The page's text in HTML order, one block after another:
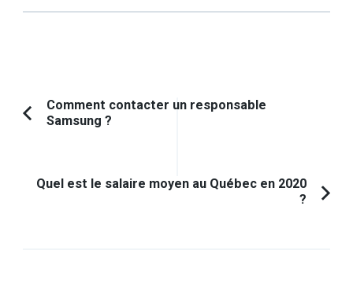
Navigation
d'article
Article
Comment contacter un responsable
Samsung ?
Quel est le salaire moyen au Québec en 2020
?